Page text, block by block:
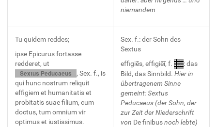
niemandem
Tu quidem reddes;
ipse Epicurus fortasse
redderet, ut
Sextus Peducaeus
, Sex. f., is
qui hunc nostrum reliquit
effigiem et humanitatis et
probitatis suae filium, cum
doctus, tum omnium vir
optimus et iustissimus.
Sex. f.: der Sohn des
Sextus
effigiēs, effigiēī, f.
: das
Bild, das Sinnbild. Hier in
übertragenem Sinne
gemeint:Sextus
Peducaeus (der Sohn, der
zur Zeit der Niederschrift
von De finibusnoch lebte)